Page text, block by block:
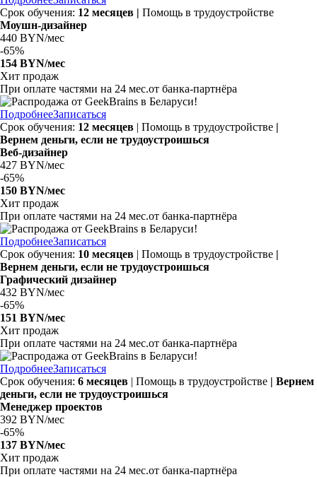
Срок обучения: 12 месяцев | Помощь в трудоустройстве
Моушн-дизайнер
440 BYN/мес
-65%
154 BYN/мес
Хит продаж
При оплате частями на 24 мес.от банка-партнёра
ПодробнееЗаписаться
Срок обучения: 12 месяцев | Помощь в трудоустройстве |
Вернем деньги, если не трудоустроишься
Веб-дизайнер
427 BYN/мес
-65%
150 BYN/мес
Хит продаж
При оплате частями на 24 мес.от банка-партнёра
ПодробнееЗаписаться
Срок обучения: 10 месяцев | Помощь в трудоустройстве |
Вернем деньги, если не трудоустроишься
Графический дизайнер
432 BYN/мес
-65%
151 BYN/мес
Хит продаж
При оплате частями на 24 мес.от банка-партнёра
ПодробнееЗаписаться
Срок обучения: 6 месяцев | Помощь в трудоустройстве | Вернем
деньги, если не трудоустроишься
Менеджер проектов
392 BYN/мес
-65%
137 BYN/мес
Хит продаж
При оплате частями на 24 мес.от банка-партнёра